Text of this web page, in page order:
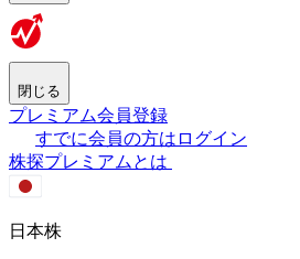
閉じる
プレミアム会員登録
すでに会員の方はログイン
株探プレミアムとは
日本株